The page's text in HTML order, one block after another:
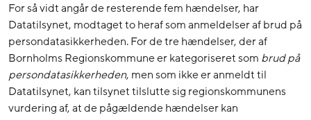
For så vidt angår de resterende fem hændelser, har
Datatilsynet, modtaget to heraf som anmeldelser af brud på
persondatasikkerheden. For de tre hændelser, der af
Bornholms Regionskommune er kategoriseret som brud på
persondatasikkerheden, men som ikke er anmeldt til
Datatilsynet, kan tilsynet tilslutte sig regionskommunens
vurdering af, at de pågældende hændelser kan